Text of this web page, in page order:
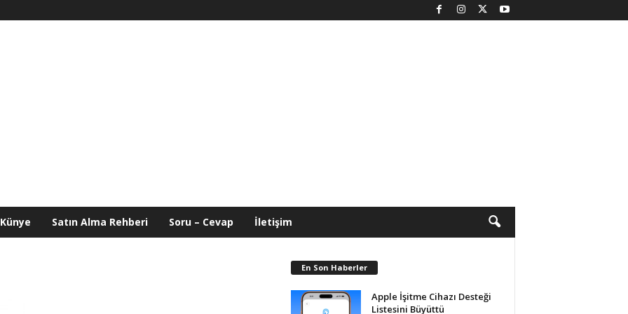
Künye Satın Alma Rehberi Soru – Cevap İletişim
En Son Haberler
Apple İşitme Cihazı Desteği
Listesini Büyüttü